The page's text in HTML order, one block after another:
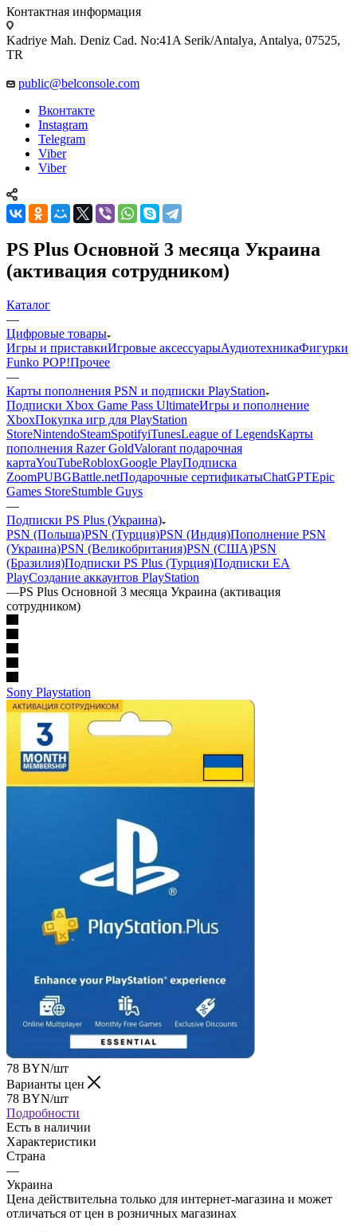
Контактная информация
Kadriye Mah. Deniz Cad. No:41A Serik/Antalya, Antalya, 07525,
TR
public@belconsole.com
Вконтакте
Instagram
Telegram
Viber
Viber
PS Plus Основной 3 месяца Украина
(активация сотрудником)
Каталог
—
Цифровые товары
Игры и приставкиИгровые аксессуарыАудиотехникаФигурки
Funko POP!Прочее
—
Карты пополнения PSN и подписки PlayStation
Подписки Xbox Game Pass UltimateИгры и пополнение
XboxПокупка игр для PlayStation
StoreNintendoSteamSpotifyiTunesLeague of LegendsКарты
пополнения Razer GoldValorant подарочная
картаYouTubeRobloxGoogle PlayПодписка
ZoomPUBGBattle.netПодарочные сертификатыChatGPTEpic
Games StoreStumble Guys
—
Подписки PS Plus (Украина)
PSN (Польша)PSN (Турция)PSN (Индия)Пополнение PSN
(Украина)PSN (Великобритания)PSN (США)PSN
(Бразилия)Подписки PS Plus (Турция)Подписки EA
PlayСоздание аккаунтов PlayStation
—PS Plus Основной 3 месяца Украина (активация
сотрудником)
Sony Playstation
78 BYN/шт
Варианты цен
78 BYN/шт
Подробности
Есть в наличии
Характеристики
Страна
—
Украина
Цена действительна только для интернет-магазина и может
отличаться от цен в розничных магазинах